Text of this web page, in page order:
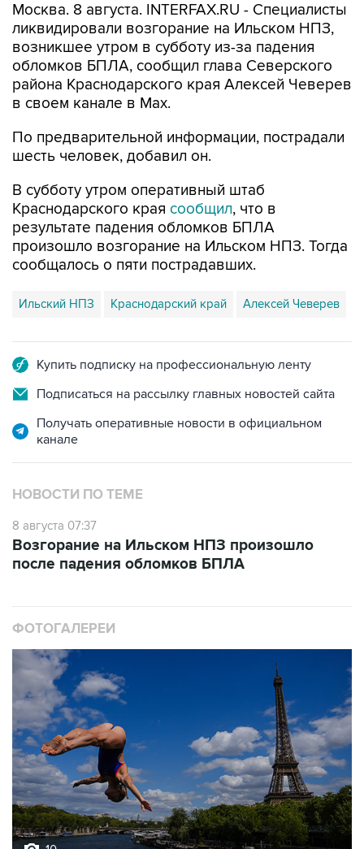
Москва. 8 августа. INTERFAX.RU - Специалисты
ликвидировали возгорание на Ильском НПЗ,
возникшее утром в субботу из-за падения
обломков БПЛА, сообщил глава Северского
района Краснодарского края Алексей Чеверев
в своем канале в Max.
По предварительной информации, пострадали
шесть человек, добавил он.
В субботу утром оперативный штаб
Краснодарского края сообщил, что в
результате падения обломков БПЛА
произошло возгорание на Ильском НПЗ. Тогда
сообщалось о пяти пострадавших.
Ильский НПЗ Краснодарский край Алексей Чеверев
Купить подписку на профессиональную ленту
Подписаться на рассылку главных новостей сайта
Получать оперативные новости в официальном
канале
НОВОСТИ ПО ТЕМЕ
8 августа 07:37
Возгорание на Ильском НПЗ произошло
после падения обломков БПЛА
ФОТОГАЛЕРЕИ